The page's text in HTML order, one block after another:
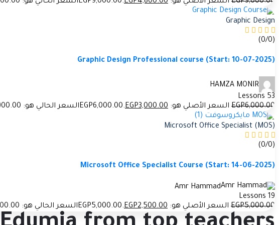
Graphic Design
(0/0)
Graphic Design Professional course (Start: 10-07-2025)
HAMZA MONIR
53 Lessons
EGP6,000.00 السعر الأصلي هو: EGP6,000.00. EGP3,000.00 السعر الحالي هو: EGP3,000.00.
Microsoft Office Specialist (MOS)
(0/0)
Microsoft Office Specialist Course (Start: 14-06-2025)
Amr Hammad
19 Lessons
EGP5,000.00 السعر الأصلي هو: EGP5,000.00. EGP2,500.00 السعر الحالي هو: EGP2,500.00.